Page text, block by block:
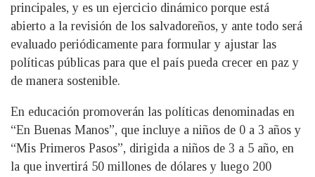
principales, y es un ejercicio dinámico porque está
abierto a la revisión de los salvadoreños, y ante todo será
evaluado periódicamente para formular y ajustar las
políticas públicas para que el país pueda crecer en paz y
de manera sostenible.
En educación promoverán las políticas denominadas en
“En Buenas Manos”, que incluye a niños de 0 a 3 años y
“Mis Primeros Pasos”, dirigida a niños de 3 a 5 año, en
la que invertirá 50 millones de dólares y luego 200